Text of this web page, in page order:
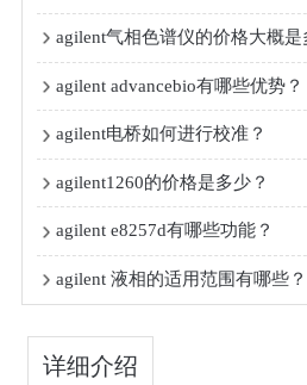
agilent气相色谱仪的价格大概是
agilent advancebio有哪些优势？
agilent电桥如何进行校准？
agilent1260的价格是多少？
agilent e8257d有哪些功能？
agilent 液相的适用范围有哪些？
详细介绍